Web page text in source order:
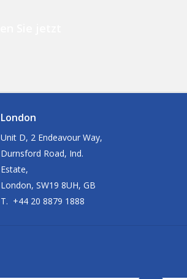
London
Unit D, 2 Endeavour Way,
Durnsford Road, Ind.
Estate,
London, SW19 8UH, GB
T. +44 20 8879 1888